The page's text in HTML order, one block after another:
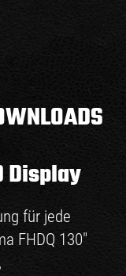
Display
für jede
FHDQ 130"